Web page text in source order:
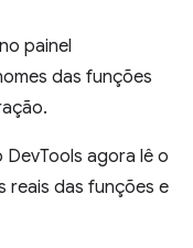
painel
das funções
agora lê o
reais das funções e